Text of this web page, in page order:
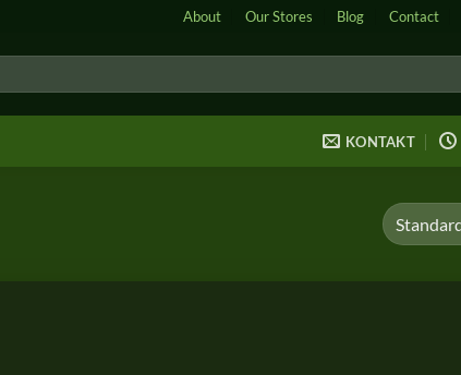
About Our Stores Blog Contact
KONTAKT